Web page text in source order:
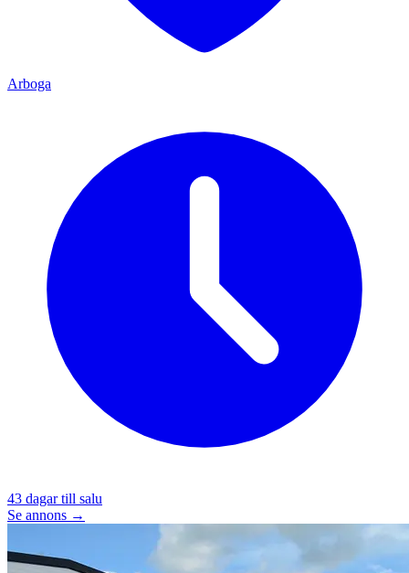
Arboga
43 dagar till salu
Se annons →